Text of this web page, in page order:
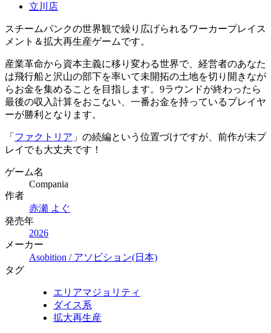
立川店
スチームパンクの世界観で繰り広げられるワーカープレイス
メント＆拡大再生産ゲームです。
産業革命から資本主義に移り変わる世界で、経営者のあなた
は飛行船と沢山の部下を率いて未開拓の土地を切り開きなが
らお金を集めることを目指します。9ラウンドが終わったら
最後の収入計算をおこない、一番お金を持っているプレイヤ
ーが勝利となります。
「 ファクトリア 」の続編という位置づけですが、前作が未プ
レイでも大丈夫です！
ゲーム名
Compania
作者
赤瀬 よぐ
発売年
2026
メーカー
Asobition / アソビション(日本)
タグ
エリアマジョリティ
ダイス系
拡大再生産